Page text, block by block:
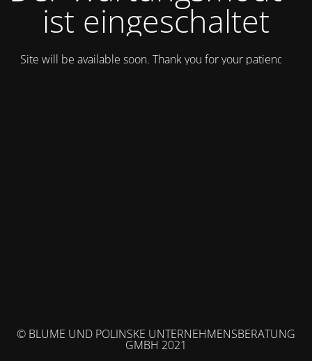
ist eingeschaltet
Site will be available soon. Thank you for your patience!
© BLUME UND POLINSKE UNTERNEHMENSBERATUNG
GMBH 2021